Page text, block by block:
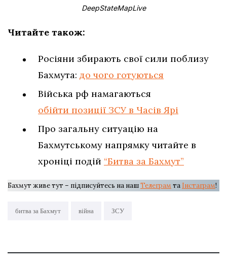
DeepStateMapLive
Читайте також:
Росіяни збирають свої сили поблизу
Бахмута: до чого готуються
Війська рф намагаються
обійти позиції ЗСУ в Часів Ярі
Про загальну ситуацію на
Бахмутському напрямку читайте в
хроніці подій “Битва за Бахмут”
Бахмут живе тут – підписуйтесь на нашТелеграм та Інстаграм!
битва за Бахмут війна ЗСУ